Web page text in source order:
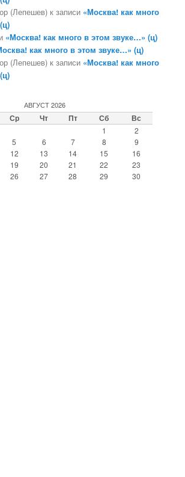
(Лепешев) к записи «Москва! как много
«Москва! как много в этом звуке…» (ц)
как много в этом звуке…» (ц)
(Лепешев) к записи «Москва! как много
АВГУСТ 2026
Ср Чт Пт Сб Вс
1
2
5 6 7 8
9
12 13 14 15
16
19 20 21 22
23
26 27 28 29
30